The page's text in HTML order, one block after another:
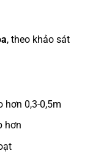
, theo khảo sát
hơn 0,3-0,5m
hơn